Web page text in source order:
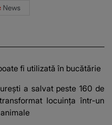
fi utilizată în bucătărie
a salvat peste 160 de
locuința într-un